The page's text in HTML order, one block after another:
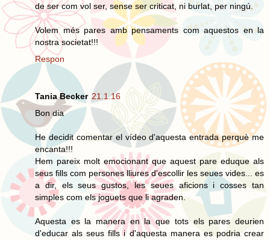
de ser com vol ser, sense ser criticat, ni burlat, per ningú.
Volem més pares amb pensaments com aquestos en la
nostra societat!!!
Respon
Tania Becker 21.1.16
Bon dia
He decidit comentar el vídeo d'aquesta entrada perquè me
encanta!!!
Hem pareix molt emocionant que aquest pare eduque als
seus fills com persones lliures d'escollir les seues vides... es
a dir, els seus gustos, les seues aficions i cosses tan
simples com els joguets que li agraden.
Aquesta es la manera en la que tots els pares deurien
d'educar als seus fills i d'aquesta manera es podria crear